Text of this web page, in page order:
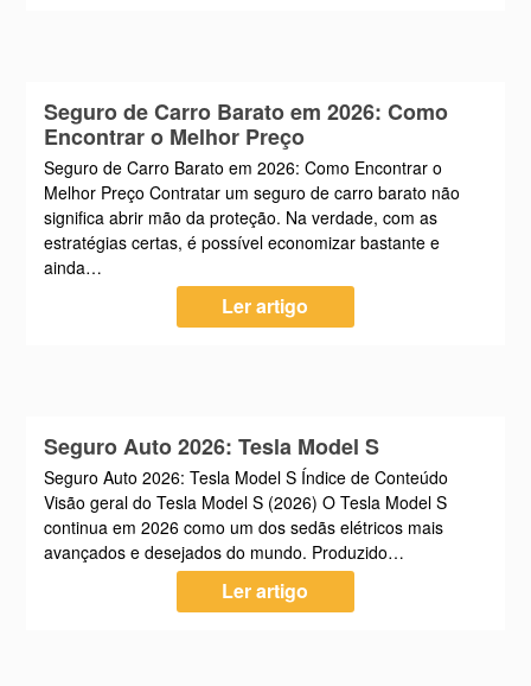
Seguro de Carro Barato em 2026: Como
Encontrar o Melhor Preço
Seguro de Carro Barato em 2026: Como Encontrar o
Melhor Preço Contratar um seguro de carro barato não
significa abrir mão da proteção. Na verdade, com as
estratégias certas, é possível economizar bastante e
ainda…
Ler artigo
Seguro Auto 2026: Tesla Model S
Seguro Auto 2026: Tesla Model S Índice de Conteúdo
Visão geral do Tesla Model S (2026) O Tesla Model S
continua em 2026 como um dos sedãs elétricos mais
avançados e desejados do mundo. Produzido…
Ler artigo